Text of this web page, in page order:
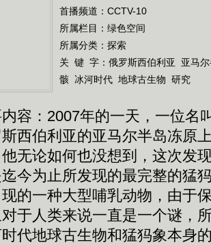
首播频道： CCTV-10
所属栏目： 绿色空间
所属分类：探索
关 键 字： 俄罗斯西伯利亚
亚马
骸 冰河时代 地球古生物 研究
容：2007年的一天，一位名
西伯利亚的亚马尔半岛冻原
无论如何也没想到，这次发
今为止所发现的最完整的猛
的一种大型哺乳动物，由于
于人类来说一直是一个谜，
代地球古生物和猛犸象本身